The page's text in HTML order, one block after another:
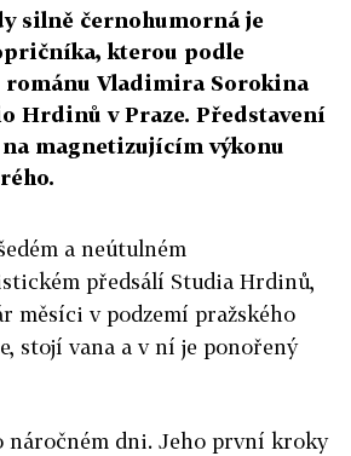
silně černohumorná je
kterou podle
románu Vladimira Sorokina
Hrdinů v Praze. Představení
magnetizujícím výkonu
a neútulném
předsálí Studia Hrdinů,
měsíci v podzemí pražského
stojí vana a v ní je ponořený
náročném dni. Jeho první kroky